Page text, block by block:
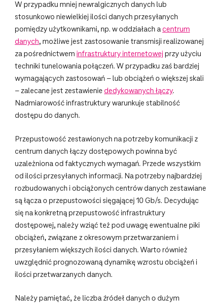
W przypadku mniej newralgicznych danych lub
stosunkowo niewielkiej ilości danych przesyłanych
pomiędzy użytkownikami, np. w oddziałach a centrum
danych, możliwe jest zastosowanie transmisji realizowanej
za pośrednictwem infrastruktury internetowej przy użyciu
techniki tunelowania połączeń. W przypadku zaś bardziej
wymagających zastosowań – lub obciążeń o większej skali
– zalecane jest zestawienie dedykowanych łączy.
Nadmiarowość infrastruktury warunkuje stabilność
dostępu do danych.
Przepustowość zestawionych na potrzeby komunikacji z
centrum danych łączy dostępowych powinna być
uzależniona od faktycznych wymagań. Przede wszystkim
od ilości przesyłanych informacji. Na potrzeby najbardziej
rozbudowanych i obciążonych centrów danych zestawiane
są łącza o przepustowości sięgającej 10 Gb/s. Decydując
się na konkretną przepustowość infrastruktury
dostępowej, należy wziąć też pod uwagę ewentualne piki
obciążeń, związane z okresowym przetwarzaniem i
przesyłaniem większych ilości danych. Warto również
uwzględnić prognozowaną dynamikę wzrostu obciążeń i
ilości przetwarzanych danych.
Należy pamiętać, że liczba źródeł danych o dużym